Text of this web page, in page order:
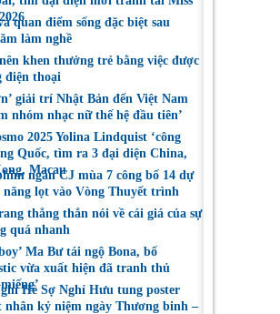
quan điểm sống đặc biệt sau
làm nghề
khen thưởng trẻ bằng việc được
điện thoại
giải trí Nhật Bản đến Việt Nam
nhóm nhạc nữ thế hệ đầu tiên’
2025 Yolina Lindquist ‘công
Quốc, tìm ra 3 đại diện China,
Macau
ngắn CJ mùa 7 công bố 14 dự
năng lọt vào Vòng Thuyết trình
thẳng thắn nói về cái giá của sự
quá nhanh
Ma Bư tái ngộ Bona, bố
vừa xuất hiện đã tranh thủ
Hè Sợ Nghỉ Hưu tung poster
nhân kỷ niệm ngày Thương binh –